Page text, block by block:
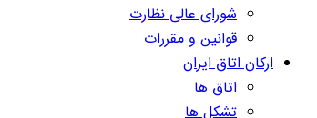
شورای عالی نظارت
قوانین و مقررات
ارکان اتاق ایران
اتاق ها